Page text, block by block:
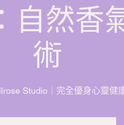
自然香
術
Studio｜完全優身心靈健